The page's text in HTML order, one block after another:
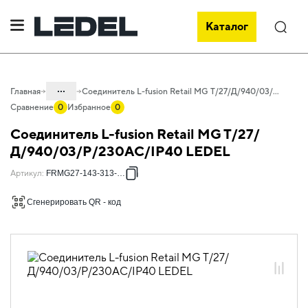
Каталог Поиск
Главная ...
Проектное освещение LEDEL
Светильники для внутреннего
Освещение торговых объектов
Соединитель L-fusion Retail MG T/27/Д/940/03/P/230AC/IP40 LEDEL
Сравнение 0 Избранное 0
Соединитель L-fusion Retail MG T/27/
Д/940/03/P/230AC/IP40 LEDEL
Артикул: FRMG27-143-313-13T
Сгенерировать QR - код